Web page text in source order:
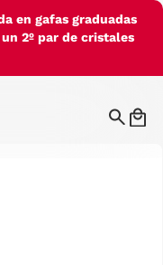
en gafas graduadas
2º par de cristales